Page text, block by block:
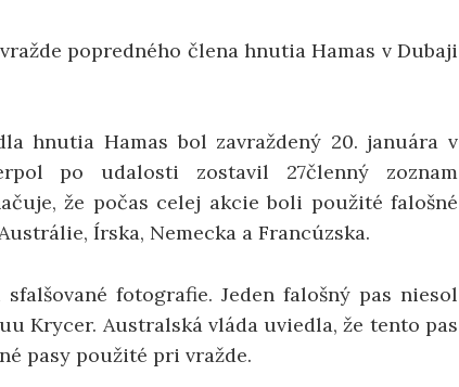
popredného člena hnutia Hamas v Dubaji
hnutia Hamas bol zavraždený 20. januára v
po udalosti zostavil 27členný zoznam
že počas celej akcie boli použité falošné
Írska, Nemecka a Francúzska.
fotografie. Jeden falošný pas niesol
Krycer. Australská vláda uviedla, že tento pas
pasy použité pri vražde.